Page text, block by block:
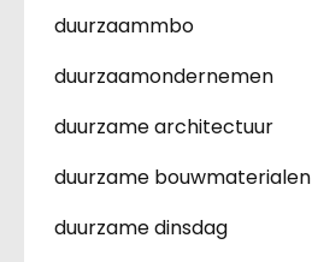
duurzaammbo
duurzaamondernemen
duurzame architectuur
duurzame bouwmaterialen
duurzame dinsdag